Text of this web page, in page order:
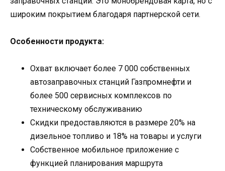
широким покрытием благодаря партнерской сети.
Особенности продукта:
Охват включает более 7 000 собственных
автозаправочных станций Газпромнефти и
более 500 сервисных комплексов по
техническому обслуживанию
Скидки предоставляются в размере 20% на
дизельное топливо и 18% на товары и услуги
Собственное мобильное приложение с
функцией планирования маршрута